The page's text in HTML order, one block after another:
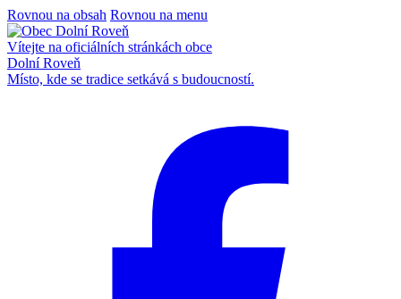
Rovnou na obsah Rovnou na menu
Vítejte na oficiálních stránkách obce
Dolní Roveň
Místo, kde se tradice setkává s budoucností.